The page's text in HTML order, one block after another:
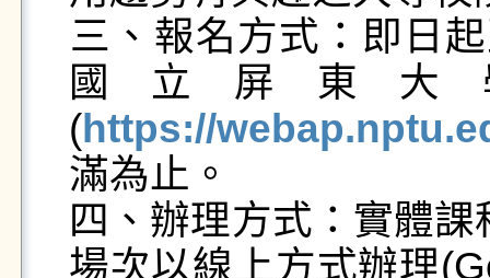
三、​​​報名方式：即日
國立屏東大
(https://
滿為止。
四、​​​辦理方式：實體
場次以線上方式辦理